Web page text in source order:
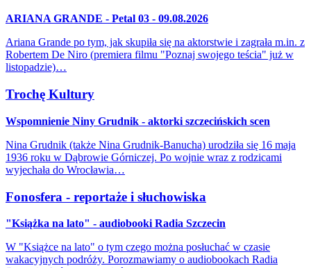
ARIANA GRANDE - Petal 03 - 09.08.2026
Ariana Grande po tym, jak skupiła się na aktorstwie i zagrała m.in. z
Robertem De Niro (premiera filmu "Poznaj swojego teścia" już w
listopadzie)…
Trochę Kultury
Wspomnienie Niny Grudnik - aktorki szczecińskich scen
Nina Grudnik (także Nina Grudnik-Banucha) urodziła się 16 maja
1936 roku w Dąbrowie Górniczej. Po wojnie wraz z rodzicami
wyjechała do Wrocławia…
Fonosfera - reportaże i słuchowiska
"Książka na lato" - audiobooki Radia Szczecin
W "Książce na lato" o tym czego można posłuchać w czasie
wakacyjnych podróży. Porozmawiamy o audiobookach Radia